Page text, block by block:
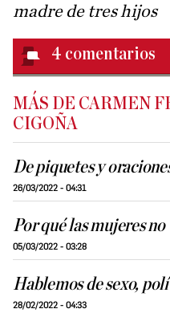
madre de tres hijos
4 comentarios
MÁS DE CARMEN
CIGOÑA
De piquetes y
26/03/2022 - 04:31
Por qué las mujeres no
05/03/2022 - 03:28
Hablemos de sexo,
28/02/2022 - 04:33